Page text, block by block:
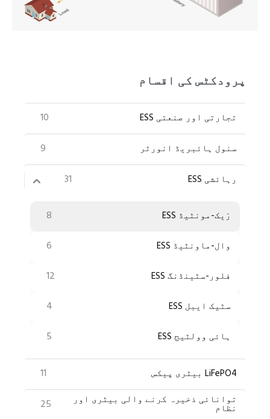
پرودکٹس کی اقسام
تجارتی اور صنعتی ESS 10
سنول ہائبریڈ انورٹر 9
رہائشی ESS 31
رَیک-مونٹیڈ ESS 8
وال-ماونٹیڈ ESS 6
فلور-سٹینڈنگ ESS 12
سٹیک ایبل ESS 4
ہائی وولٹیج ESS 5
LiFePO4 بیٹری پیکس 11
توانائی ذخیرہ کرنے والی بیٹری اور
نظام 25